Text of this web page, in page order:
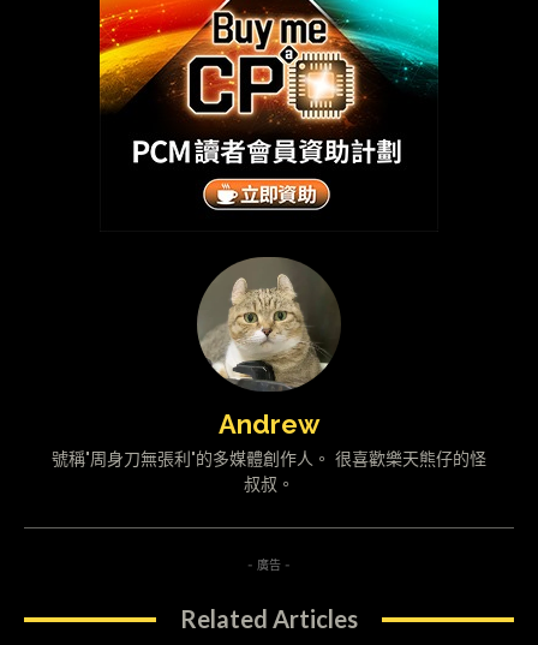
Andrew
號稱"周身刀無張利"的多媒體創作人。 很喜歡樂天熊仔的怪
叔叔。
- 廣告 -
Related Articles